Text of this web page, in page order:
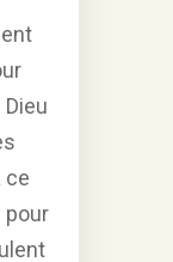
ce
pour